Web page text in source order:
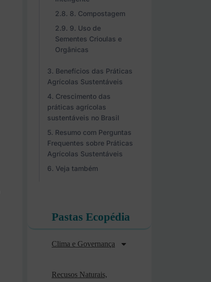
8. Compostagem
9. Uso de
Sementes Crioulas e
Orgânicas
Benefícios das Práticas
Agrícolas Sustentáveis
Crescimento das
práticas agrícolas
sustentáveis no Brasil
Resumo com Perguntas
Frequentes sobre Práticas
Agrícolas Sustentáveis
Veja também
Pastas Ecopédia
Clima e Governança
Recusos Naturais,